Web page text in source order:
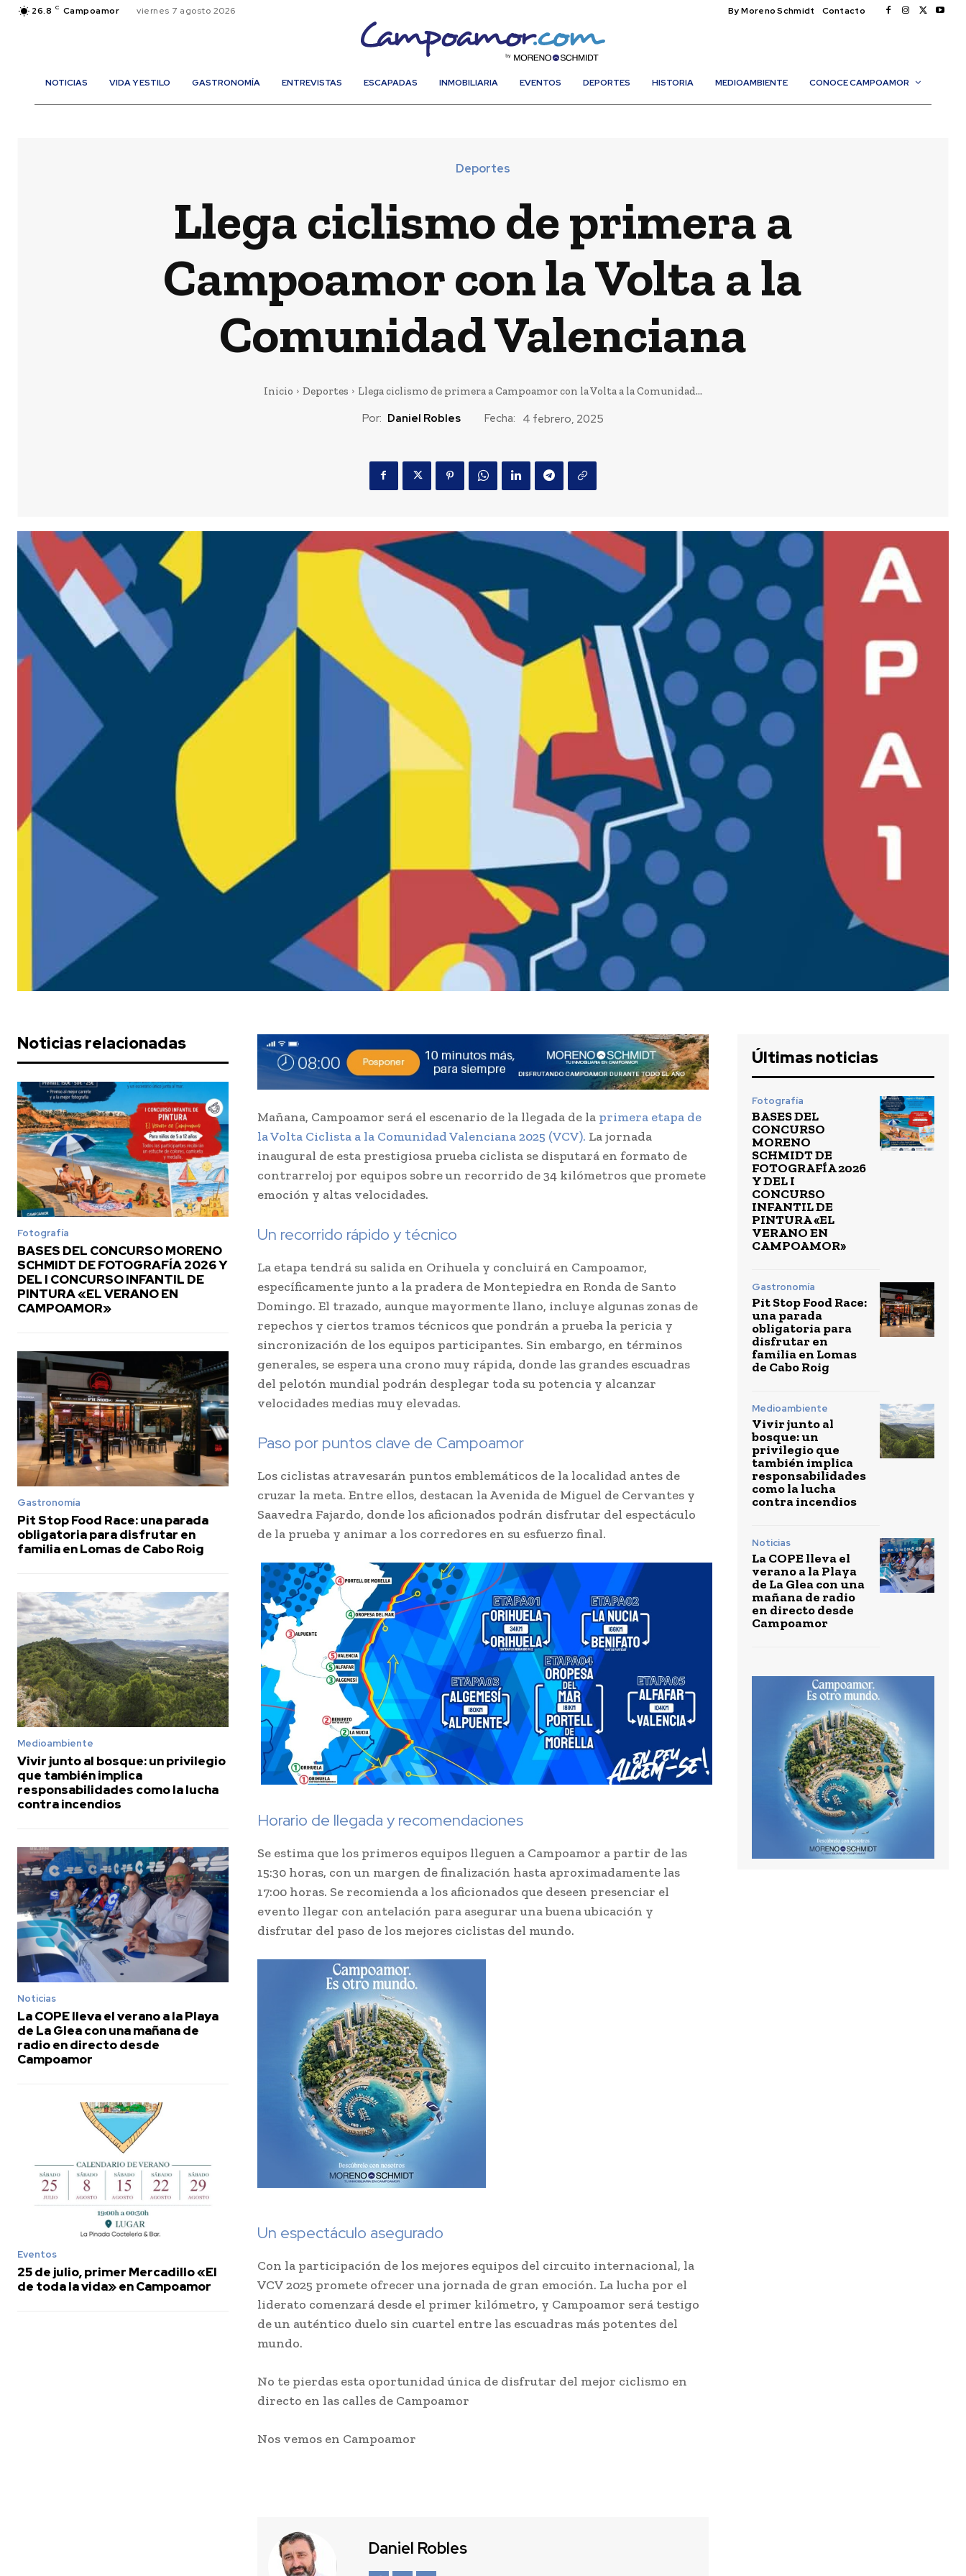
26.8 C Campoamor viernes 7 agosto 2026 By Moreno Schmidt Contacto
NOTICIAS VIDA Y ESTILO GASTRONOMÍA ENTREVISTAS ESCAPADAS INMOBILIARIA EVENTOS DEPORTES HISTORIA MEDIOAMBIENTE CONOCE CAMPOAMOR
Deportes
Llega ciclismo de primera a
Campoamor con la Volta a la
Comunidad Valenciana
Inicio Deportes Llega ciclismo de primera a Campoamor con la Volta a la Comunidad...
Por: Daniel Robles Fecha: 4 febrero, 2025
Noticias relacionadas
Fotografía
BASES DEL CONCURSO MORENO
SCHMIDT DE FOTOGRAFÍA 2026 Y
DEL I CONCURSO INFANTIL DE
PINTURA «EL VERANO EN
CAMPOAMOR»
Gastronomía
Pit Stop Food Race: una parada
obligatoria para disfrutar en
familia en Lomas de Cabo Roig
Medioambiente
Vivir junto al bosque: un privilegio
que también implica
responsabilidades como la lucha
contra incendios
Noticias
La COPE lleva el verano a la Playa
de La Glea con una mañana de
radio en directo desde
Campoamor
Eventos
25 de julio, primer Mercadillo «El
de toda la vida» en Campoamor
Mañana, Campoamor será el escenario de la llegada de la primera etapa de
la Volta Ciclista a la Comunidad Valenciana 2025 (VCV). La jornada
inaugural de esta prestigiosa prueba ciclista se disputará en formato de
contrarreloj por equipos sobre un recorrido de 34 kilómetros que promete
emoción y altas velocidades.
Un recorrido rápido y técnico
La etapa tendrá su salida en Orihuela y concluirá en Campoamor,
específicamente junto a la pradera de Montepiedra en Ronda de Santo
Domingo. El trazado, aunque mayormente llano, incluye algunas zonas de
repechos y ciertos tramos técnicos que pondrán a prueba la pericia y
sincronización de los equipos participantes. Sin embargo, en términos
generales, se espera una crono muy rápida, donde las grandes escuadras
del pelotón mundial podrán desplegar toda su potencia y alcanzar
velocidades medias muy elevadas.
Paso por puntos clave de Campoamor
Los ciclistas atravesarán puntos emblemáticos de la localidad antes de
cruzar la meta. Entre ellos, destacan la Avenida de Miguel de Cervantes y
Saavedra Fajardo, donde los aficionados podrán disfrutar del espectáculo
de la prueba y animar a los corredores en su esfuerzo final.
Horario de llegada y recomendaciones
Se estima que los primeros equipos lleguen a Campoamor a partir de las
15:30 horas, con un margen de finalización hasta aproximadamente las
17:00 horas. Se recomienda a los aficionados que deseen presenciar el
evento llegar con antelación para asegurar una buena ubicación y
disfrutar del paso de los mejores ciclistas del mundo.
Un espectáculo asegurado
Con la participación de los mejores equipos del circuito internacional, la
VCV 2025 promete ofrecer una jornada de gran emoción. La lucha por el
liderato comenzará desde el primer kilómetro, y Campoamor será testigo
de un auténtico duelo sin cuartel entre las escuadras más potentes del
mundo.
No te pierdas esta oportunidad única de disfrutar del mejor ciclismo en
directo en las calles de Campoamor
Nos vemos en Campoamor
Daniel Robles
Últimas noticias
Fotografía
BASES DEL
CONCURSO
MORENO
SCHMIDT DE
FOTOGRAFÍA 2026
Y DEL I
CONCURSO
INFANTIL DE
PINTURA «EL
VERANO EN
CAMPOAMOR»
Gastronomía
Pit Stop Food Race:
una parada
obligatoria para
disfrutar en
familia en Lomas
de Cabo Roig
Medioambiente
Vivir junto al
bosque: un
privilegio que
también implica
responsabilidades
como la lucha
contra incendios
Noticias
La COPE lleva el
verano a la Playa
de La Glea con una
mañana de radio
en directo desde
Campoamor